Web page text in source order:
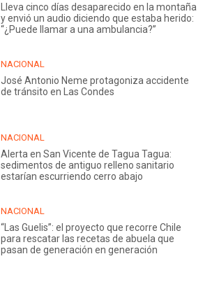
Lleva cinco días desaparecido en la montaña
y envió un audio diciendo que estaba herido:
“¿Puede llamar a una ambulancia?”
NACIONAL
José Antonio Neme protagoniza accidente
de tránsito en Las Condes
NACIONAL
Alerta en San Vicente de Tagua Tagua:
sedimentos de antiguo relleno sanitario
estarían escurriendo cerro abajo
NACIONAL
“Las Guelis”: el proyecto que recorre Chile
para rescatar las recetas de abuela que
pasan de generación en generación